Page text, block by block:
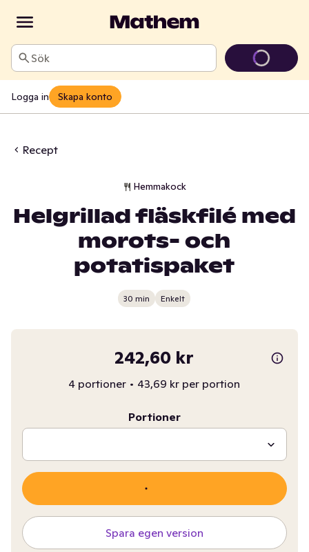
Sök
Logga in Skapa konto
Recept
Hemmakock
Helgrillad fläskfilé med
morots- och
potatispaket
30 min Enkelt
242,60 kr
4 portioner • 43,69 kr per portion
Portioner
Spara egen version